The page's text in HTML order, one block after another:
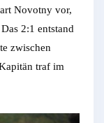
Novotny vor,
2:1 entstand
zwischen
traf im